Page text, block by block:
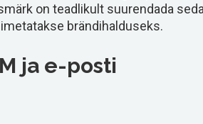
on teadlikult suurendada
brändihalduseks.
ja e-posti